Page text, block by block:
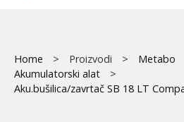
Main
menu
Breadcrumb
Home Proizvodi
Metabo
Akumulatorski alat
Aku.bušilica/zavrtač SB 18 LT